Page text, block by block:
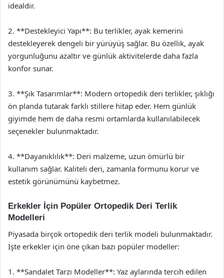
idealdir.
2. **Destekleyici Yapı**: Bu terlikler, ayak kemerini
destekleyerek dengeli bir yürüyüş sağlar. Bu özellik, ayak
yorgunluğunu azaltır ve günlük aktivitelerde daha fazla
konfor sunar.
3. **Şık Tasarımlar**: Modern ortopedik deri terlikler, şıklığı
ön planda tutarak farklı stillere hitap eder. Hem günlük
giyimde hem de daha resmi ortamlarda kullanılabilecek
seçenekler bulunmaktadır.
4. **Dayanıklılık**: Deri malzeme, uzun ömürlü bir
kullanım sağlar. Kaliteli deri, zamanla formunu korur ve
estetik görünümünü kaybetmez.
Erkekler İçin Popüler Ortopedik Deri Terlik
Modelleri
Piyasada birçok ortopedik deri terlik modeli bulunmaktadır.
İşte erkekler için öne çıkan bazı popüler modeller:
1. **Sandalet Tarzı Modeller**: Yaz aylarında tercih edilen